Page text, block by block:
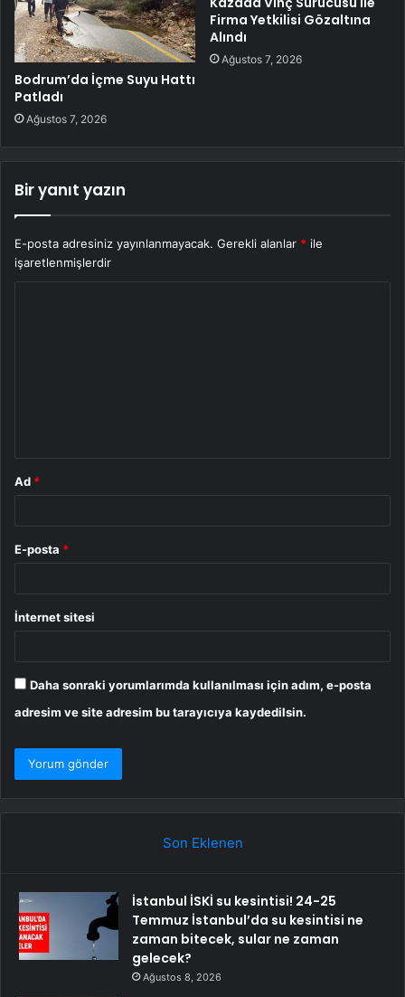
Bodrum’da İçme Suyu Hattı
Patladı
Ağustos 7, 2026
Firma Yetkilisi Gözaltına
Alındı
Ağustos 7, 2026
Bir yanıt yazın
E-posta adresiniz yayınlanmayacak. Gerekli alanlar * ile
işaretlenmişlerdir
Ad *
E-posta *
İnternet sitesi
Daha sonraki yorumlarımda kullanılması için adım, e-posta
adresim ve site adresim bu tarayıcıya kaydedilsin.
Son Eklenen
İstanbul İSKİ su kesintisi! 24-25
Temmuz İstanbul’da su kesintisi ne
zaman bitecek, sular ne zaman
gelecek?
Ağustos 8, 2026